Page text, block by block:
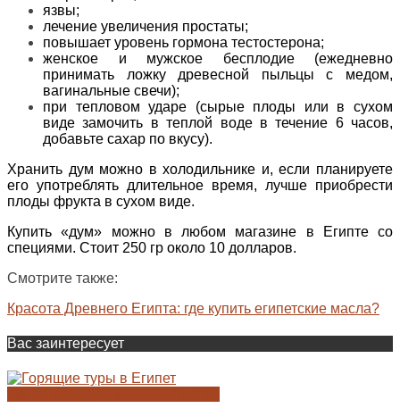
язвы;
лечение увеличения простаты;
повышает уровень гормона тестостерона;
женское и мужское бесплодие (ежедневно
принимать ложку древесной пыльцы с медом,
вагинальные свечи);
при тепловом ударе (сырые плоды или в сухом
виде замочить в теплой воде в течение 6 часов,
добавьте сахар по вкусу).
Хранить дум можно в холодильнике и, если планируете
его употреблять длительное время, лучше приобрести
плоды фрукта в сухом виде.
Купить «дум» можно в любом магазине в Египте со
специями. Стоит 250 гр около 10 долларов.
Смотрите также:
Красота Древнего Египта: где купить египетские масла?
Вас заинтересует